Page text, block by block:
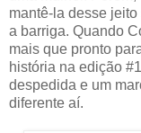
mantê-la desse
a barriga. Quando
mais que pronto
história na edição
despedida e um
diferente aí.